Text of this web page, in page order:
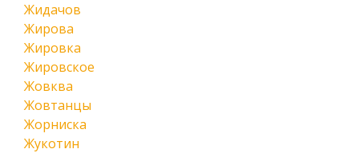
Жидачов
Жирова
Жировка
Жировское
Жовква
Жовтанцы
Жорниска
Жукотин